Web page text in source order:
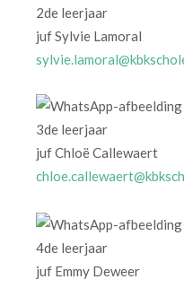
2de leerjaar
juf Sylvie Lamoral
3de leerjaar
juf Chloë Callewaert
4de leerjaar
juf Emmy Deweer